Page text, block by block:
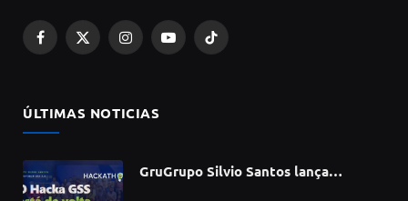
Facebook
X
InstagramYouTubeTikTok
ÚLTIMAS NOTICIAS
GruGrupo Silvio Santos lança